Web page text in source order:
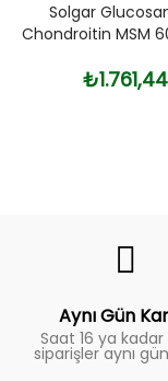
Solgar
Chondroitin MSM
₺1.761,44
Aynı Gün
Saat 16 ya
siparişler aynı